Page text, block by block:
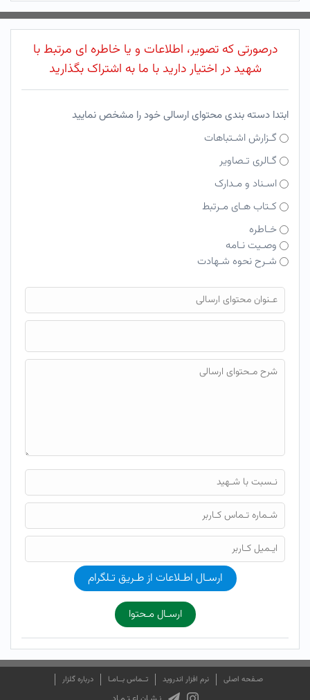
درصورتی که تصویر، اطلاعات و یا خاطره ای مرتبط با
شهید در اختیار دارید با ما به اشتراک بگذارید
ابتدا دسته بندی محتوای ارسالی خود را مشخص نمایید
گـزارش اشـتباهات
گـالری تـصاویر
اسـناد و مـدارک
کـتاب هـای مـرتبط
خـاطره
وصـیت نـامه
شـرح نحوه شـهادت
فایل محتوای ارسالی
ارسـال اطـلاعات از طـریق تـلگرام
ارسـال مـحتوا
صـفحه اصلی نرم افزار اندروید تــماس بــامـا درباره گلزار